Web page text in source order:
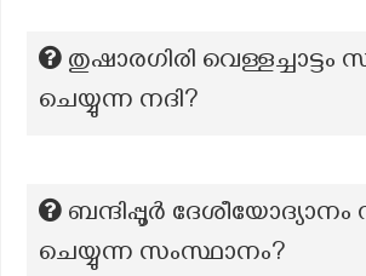
തുഷാരഗിരി വെള്ളച്ചാട്ടം
ചെയ്യുന്ന നദി?
ബന്ദിപ്പൂർ ദേശീയോദ്യാനം
ചെയ്യുന്ന സംസ്ഥാനം?